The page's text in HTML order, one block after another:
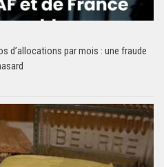
d’allocations par mois : une fraude